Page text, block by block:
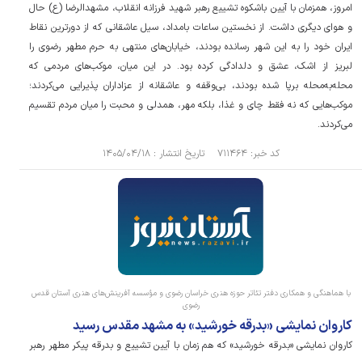
امروز، همزمان با آیین باشکوه تشییع رهبر شهید فرزانه انقلاب، مشهدالرضا (ع) حال
و هوای دیگری داشت. از نخستین ساعات بامداد، سیل عاشقانی که از دورترین نقاط
ایران خود را به این شهر رسانده بودند، خیابان‌های منتهی به حرم مطهر رضوی را
لبریز از اشک، عشق و دلدادگی کرده بود. در این میان، موکب‌های مردمی که
محله‌به‌محله برپا شده بودند، بی‌وقفه و عاشقانه از عزاداران پذیرایی می‌کردند؛
موکب‌هایی که نه فقط چای و غذا، بلکه مهر، همدلی و محبت را میان مردم تقسیم
می‌کردند.
کد خبر: ۷۱۱۴۶۴ تاریخ انتشار : ۱۴۰۵/۰۴/۱۸
با هماهنگی و همکاری دفتر تئاتر حوزه هنری خراسان رضوی و مؤسسه آفرینش‌های هنری آستان قدس
رضوی
کاروان نمایشی «بدرقه خورشید» به مشهد مقدس رسید
کاروان نمایشی «بدرقه خورشید» که هم زمان با آیین تشییع و بدرقه پیکر مطهر رهبر